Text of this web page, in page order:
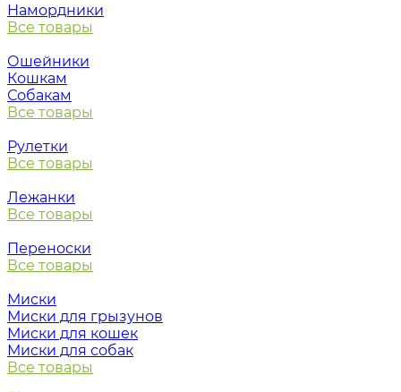
Намордники
Все товары
Ошейники
Кошкам
Собакам
Все товары
Рулетки
Все товары
Лежанки
Все товары
Переноски
Все товары
Миски
Миски для грызунов
Миски для кошек
Миски для собак
Все товары